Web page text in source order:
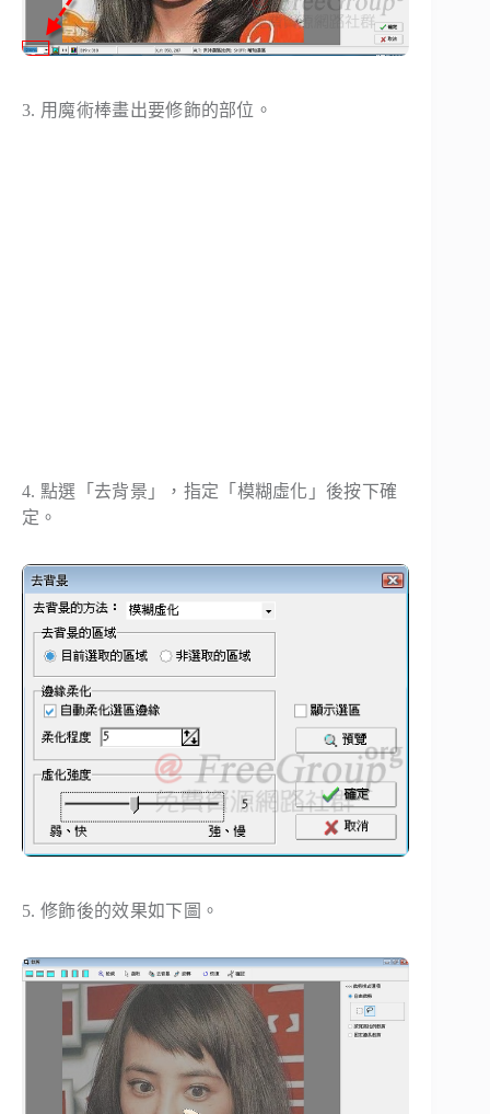
3. 用 魔術棒畫出要修飾的部位。
4. 點選「 去背景 」，指定「 模糊虛化 」後按下確
定。
5. 修飾後的效果如下圖。